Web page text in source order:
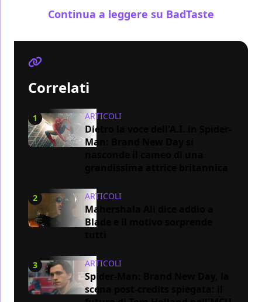
Continua a leggere su BadTaste
Correlati
1 ARTICOLI
Dietro la voce dell'A.I. in Spider-
Man: Brand New Day si
2 ARTICOLI
Mahershala Ali dice addio a
Blade e il motivo sorprende
3 ARTICOLI
Spider-Man: Brand New Day, la
scena post-credits spiegata: il